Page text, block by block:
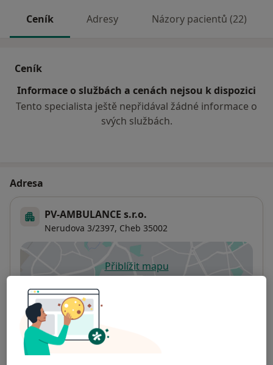
Ceník Adresy Názory pacientů (22)
Ceník
Informace o službách a cenách nejsou k dispozici
Tento specialista ještě nepřidával žádné informace o
svých službách.
Adresa
PV-AMBULANCE s.r.o.
Nerudova 3/2397, Cheb 35002
Přiblížit mapuse otevře v nové záložce
Dostupnost
Na této adrese online kalendář není aktivní
Co mám v takové situaci udělat?
Způsoby platby (soukromé návštěvy)